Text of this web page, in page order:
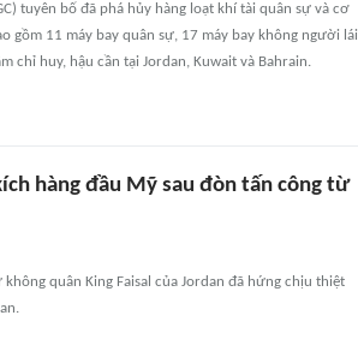
tuyên bố đã phá hủy hàng loạt khí tài quân sự và cơ
gồm 11 máy bay quân sự, 17 máy bay không người lái
chỉ huy, hậu cần tại Jordan, Kuwait và Bahrain.
hàng đầu Mỹ sau đòn tấn công từ
quân King Faisal của Jordan đã hứng chịu thiệt